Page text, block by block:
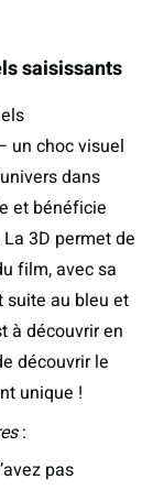
saisissants
un choc visuel
dans
et bénéficie
3D permet de
film, avec sa
suite au bleu et
à découvrir en
découvrir le
unique !
:
pas